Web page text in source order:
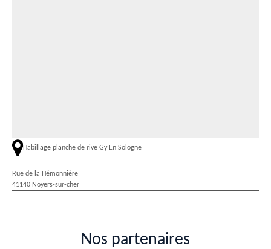
Habillage planche de rive Gy En Sologne
Rue de la Hémonnière
41140 Noyers-sur-cher
Nos partenaires